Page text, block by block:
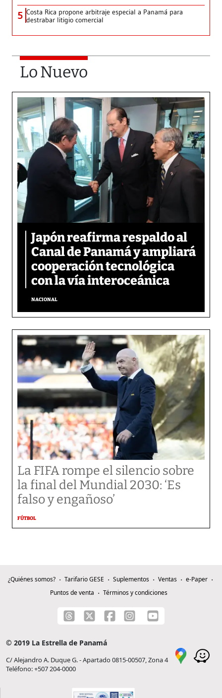
5 Costa Rica propone arbitraje especial a Panamá para
destrabar litigio comercial
Lo Nuevo
Japón reafirma respaldo al
Canal de Panamá y ampliará
cooperación tecnológica
con la vía interoceánica
NACIONAL
La FIFA rompe el silencio sobre
la final del Mundial 2030: ‘Es
falso y engañoso’
FÚTBOL
¿Quiénes somos? Tarifario GESE Suplementos Ventas
e-Paper
Puntos de venta
Términos y condiciones
© 2019 La Estrella de Panamá
C/ Alejandro A. Duque G. - Apartado 0815-00507, Zona 4
Teléfono: +507 204-0000